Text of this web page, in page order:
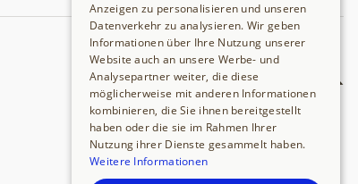
Anzeigen zu personalisieren und unseren
Datenverkehr zu analysieren. Wir geben
Informationen über Ihre Nutzung unserer
Website auch an unsere Werbe- und
Analysepartner weiter, die diese
möglicherweise mit anderen Informationen
kombinieren, die Sie ihnen bereitgestellt
haben oder die sie im Rahmen Ihrer
Nutzung ihrer Dienste gesammelt haben.
Weitere Informationen